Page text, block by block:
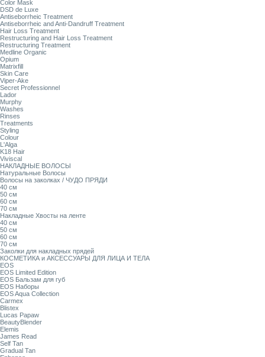
Color Mask
DSD de Luxe
Antiseborrheic Treatment
Antiseborrheic and Anti-Dandruff Treatment
Hair Loss Treatment
Restructuring and Hair Loss Treatment
Restructuring Treatment
Medline Organic
Opium
Matrixfill
Skin Care
Viper-Ake
Secret Professionnel
Lador
Murphy
Washes
Rinses
Treatments
Styling
Colour
L'Alga
K18 Hair
Viviscal
НАКЛАДНЫЕ ВОЛОСЫ
Натуральные Волосы
Волосы на заколках / ЧУДО ПРЯДИ
40 см
50 см
60 см
70 см
Накладные Хвосты на ленте
40 см
50 см
60 см
70 см
Заколки для накладных прядей
КОСМЕТИКА и АКСЕССУАРЫ ДЛЯ ЛИЦА И ТЕЛА
EOS
EOS Limited Edition
EOS Бальзам для губ
EOS Наборы
EOS Aqua Collection
Carmex
Blistex
Lucas Papaw
BeautyBlender
Elemis
James Read
Self Tan
Gradual Tan